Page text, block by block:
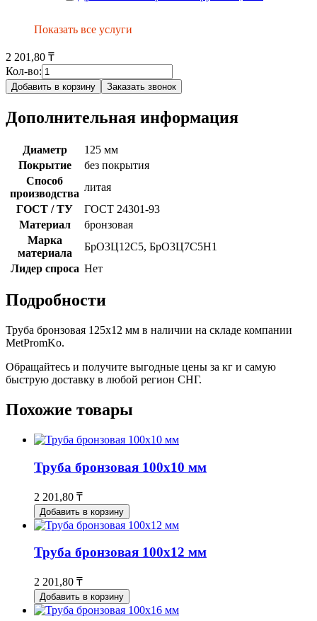
Показать все услуги
2 201,80 ₸
Кол-во:
Добавить в корзину Заказать звонок
Дополнительная информация
Диаметр
125 мм
Покрытие
без покрытия
Способ
производства
литая
ГОСТ / ТУ
ГОСТ 24301-93
Материал
бронзовая
Марка
материала
БрО3Ц12С5, БрО3Ц7С5Н1
Лидер спроса Нет
Подробности
Труба бронзовая 125x12 мм в наличии на складе компании
MetPromKo.
Обращайтесь и получите выгодные цены за кг и самую
быструю доставку в любой регион СНГ.
Похожие товары
Труба бронзовая 100x10 мм
2 201,80 ₸
Добавить в корзину
Труба бронзовая 100x12 мм
2 201,80 ₸
Добавить в корзину